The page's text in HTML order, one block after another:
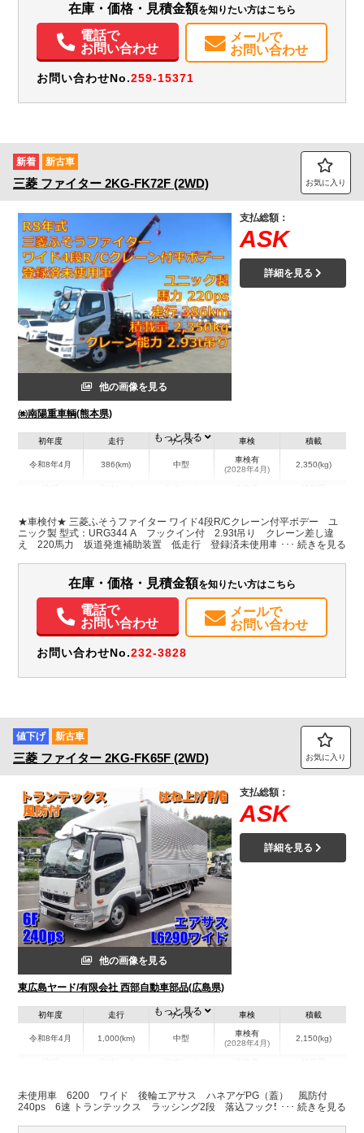
パワステ パワーウィンドウ ABS エアバッグ
アルミホイール
集中ドアロック
電動格納ミラー ETC バックモニター
在庫・価格・見積金額を知りたい方はこちら
電話で
お問い合わせ
メールで
お問い合わせ
お問い合わせNo.259-15371
新着 新古車
三菱 ファイター 2KG-FK72F (2WD) お気に入り
他の画像を見る
㈱南陽重車輌(熊本県)
支払総額：
ASK
詳細を見る
初年度
令和8年4月
走行
386(km)
サイズ
中型
車検
車検有
(2028年4月)
積載
2,350(kg)
熊本県
W:2,380
H:400
W:2,470
H:3,020
パワステ パワーウィンドウ 電動格納ミラー
バックモニター
取扱説明書（一部含む）
メンテナンスノート（保証書） PMマフラー
もっと見る
★車検付★ 三菱ふそうファイター ワイド4段R/Cクレーン付平ボデー ユ
ニック製 型式：URG344 A フックイン付 2.93t吊り クレーン差し違
え 220馬力 坂道発進補助装置 低走行 登録済未使用車
在庫・価格・見積金額を知りたい方はこちら
電話で
お問い合わせ
メールで
お問い合わせ
お問い合わせNo.232-3828
値下げ 新古車
三菱 ファイター 2KG-FK65F (2WD) お気に入り
他の画像を見る
東広島ヤード/有限会社 西部自動車部品(広島県)
支払総額：
ASK
詳細を見る
初年度
令和8年4月
走行
1,000(km)
サイズ
中型
車検
車検有
(2028年4月)
積載
2,150(kg)
広島県
W:2,400
H:2,400
W:2,490
H:3,450
無
装備情報
もっと見る
未使用車 6200 ワイド 後輪エアサス ハネアゲPG（蓋） 風防付
240ps 6速 トランテックス ラッシング2段 落込フック5対